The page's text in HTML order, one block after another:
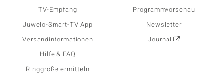
TV-Empfang
Juwelo-Smart-TV App
Versandinformationen
Hilfe & FAQ
Ringgröße ermitteln
Programmvorschau
Newsletter
Journal